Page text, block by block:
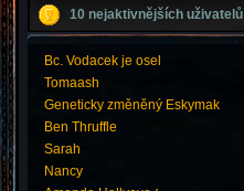
10 nejaktivnějších uživatelů
Bc. Vodacek je osel
Tomaash
Geneticky změněný Eskymak
Ben Thruffle
Sarah
Nancy